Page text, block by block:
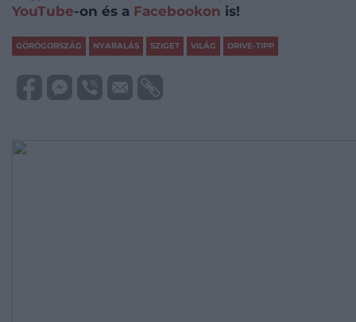
YouTube-on és a Facebookon is!
GÖRÖGORSZÁG NYARALÁS SZIGET VILÁG DRIVE-TIPP